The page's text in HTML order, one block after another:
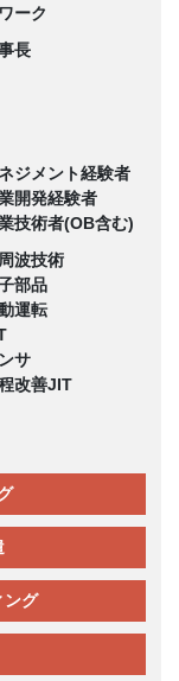
ーク
長
ジメント経験者
開発経験者
技術者(OB含む)
波技術
部品
運転
サ
改善JIT
ング